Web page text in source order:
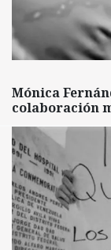
Mónica
colaboración